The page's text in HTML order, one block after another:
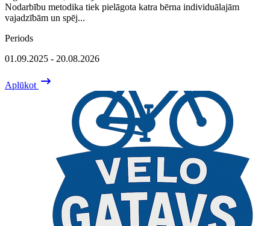
Nodarbību metodika tiek pielāgota katra bērna individuālajām
vajadzībām un spēj...
Periods
01.09.2025 - 20.08.2026
Aplūkot